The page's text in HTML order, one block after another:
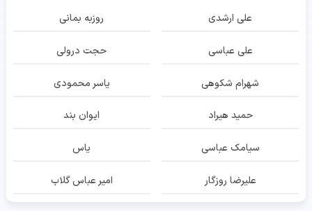
علی ارشدی روزبه بمانی
علی عباسی حجت درولی
شهرام شکوهی یاسر محمودی
حمید هیراد ایوان بند
سیامک عباسی یاس
علیرضا روزگار امیر عباس گلاب